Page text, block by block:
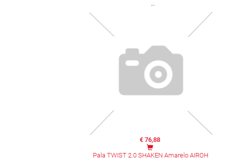
€ 76,88
Pala TWIST 2.0 SHAKEN Amarelo AIROH